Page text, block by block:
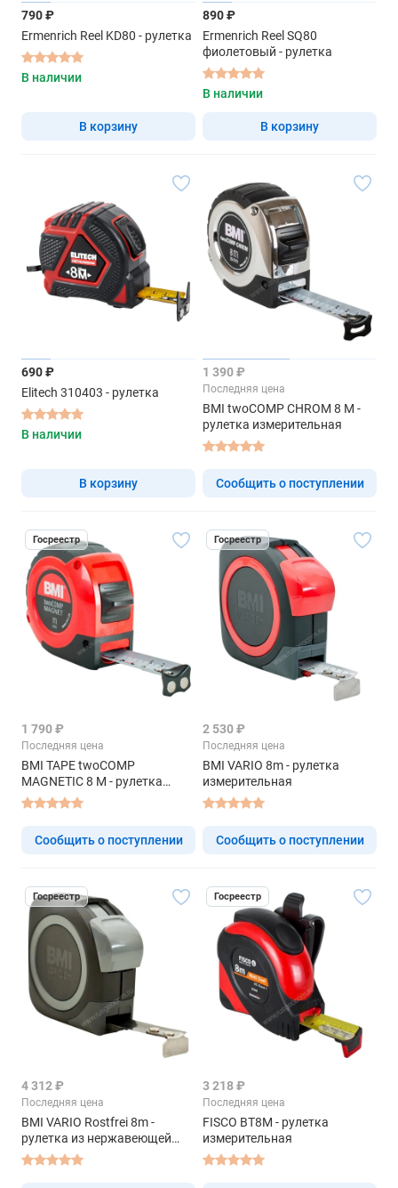
790 ₽
Ermenrich Reel KD80 - рулетка
В наличии
В корзину
890 ₽
Ermenrich Reel SQ80
фиолетовый - рулетка
В наличии
В корзину
690 ₽
Elitech 310403 - рулетка
В наличии
В корзину
1 390 ₽
Последняя цена
BMI twoCOMP CHROM 8 M -
рулетка измерительная
Сообщить о поступлении
Госреестр
1 790 ₽
Последняя цена
BMI TAPE twoCOMP
MAGNETIC 8 M - рулетка
измерительная
Сообщить о поступлении
Госреестр
2 530 ₽
Последняя цена
BMI VARIO 8m - рулетка
измерительная
Сообщить о поступлении
Госреестр
4 312 ₽
Последняя цена
BMI VARIO Rostfrei 8m -
рулетка из нержавеющей
ленты
Госреестр
3 218 ₽
Последняя цена
FISCO BT8M - рулетка
измерительная